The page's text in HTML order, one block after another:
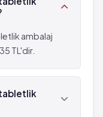
ambalaj
TL'dir.